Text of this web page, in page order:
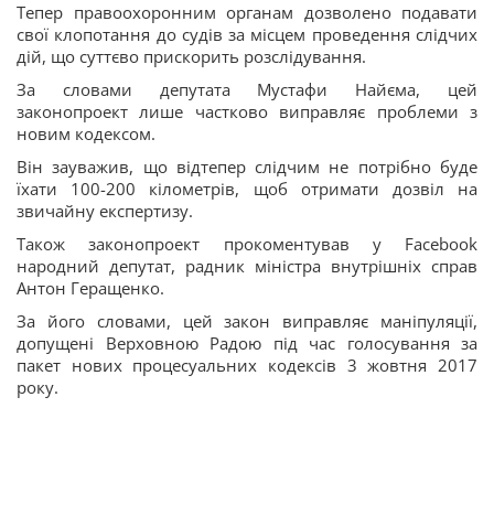
Тепер правоохоронним органам дозволено подавати
свої клопотання до судів за місцем проведення слідчих
дій, що суттєво прискорить розслідування.
За словами депутата Мустафи Найєма, цей
законопроект лише частково виправляє проблеми з
новим кодексом.
Він зауважив, що відтепер слідчим не потрібно буде
їхати 100-200 кілометрів, щоб отримати дозвіл на
звичайну експертизу.
Також законопроект прокоментував у Facebook
народний депутат, радник міністра внутрішніх справ
Антон Геращенко.
За його словами, цей закон виправляє маніпуляції,
допущені Верховною Радою під час голосування за
пакет нових процесуальних кодексів 3 жовтня 2017
року.